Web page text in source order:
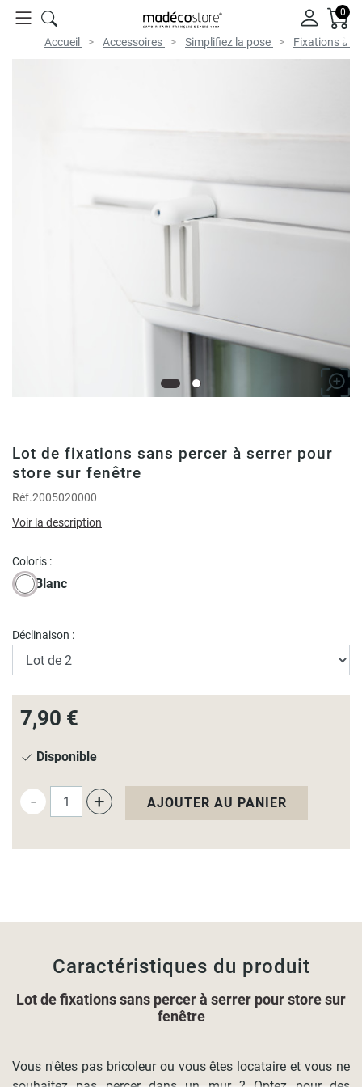
0
Accueil Accessoires Simplifiez la pose Fixations à
Lot de fixations sans percer à serrer pour
store sur fenêtre
Réf.2005020000
Voir la description
Coloris :
Blanc
Déclinaison :
7,90 €
Disponible
- + AJOUTER AU PANIER
Caractéristiques du produit
Lot de fixations sans percer à serrer pour store sur
fenêtre
Vous n'êtes pas bricoleur ou vous êtes locataire et vous ne